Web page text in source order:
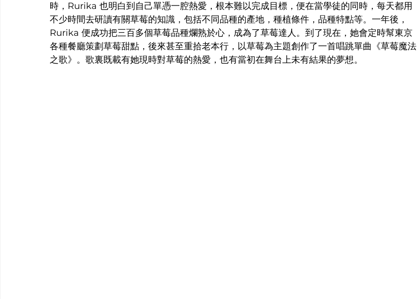
時，Rurika 也明白到自己單憑一腔熱愛，根本難以完成目標，便在當學徒的同時，每天都用
不少時間去研讀有關草莓的知識，包括不同品種的產地，種植條件，品種特點等。一年後，
Rurika 便成功把三百多個草莓品種爛熟於心，成為了草莓達人。到了現在，她會定時幫東京
各種餐廳策劃草莓甜點，後來甚至重拾老本行，以草莓為主題創作了一首唱跳單曲《草莓魔法
之歌》。歌裏既載有她現時對草莓的熱愛，也有當初在舞台上未有結果的夢想。